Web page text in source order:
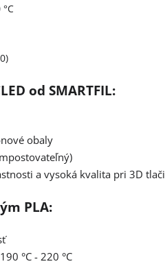
od SMARTFIL:
obaly
a vysoká kvalita pri 3D tlači
PLA:
°C - 220 °C